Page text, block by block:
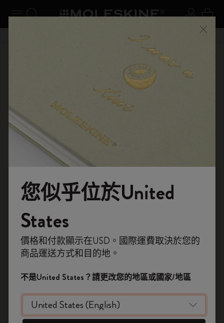
切換導航 登入
搜尋網站 購
購物滿 港幣 399元 即享免費送貨服務 關閉
單
zoom.cta
即刻登記，首次落單用優惠碼
WELCOME10，即享 9折 兼 免運費。
開番個 Moleskine 帳戶，拎盡獨家優惠、會
員福利，同埋更多靈感啟發。
加入成為會員！
您似乎位於United
States
價格和付款顯示在USD。國際運費取決於您的
商品運送方式和目的地。
不是United States？請更改您的地區或國家/地區